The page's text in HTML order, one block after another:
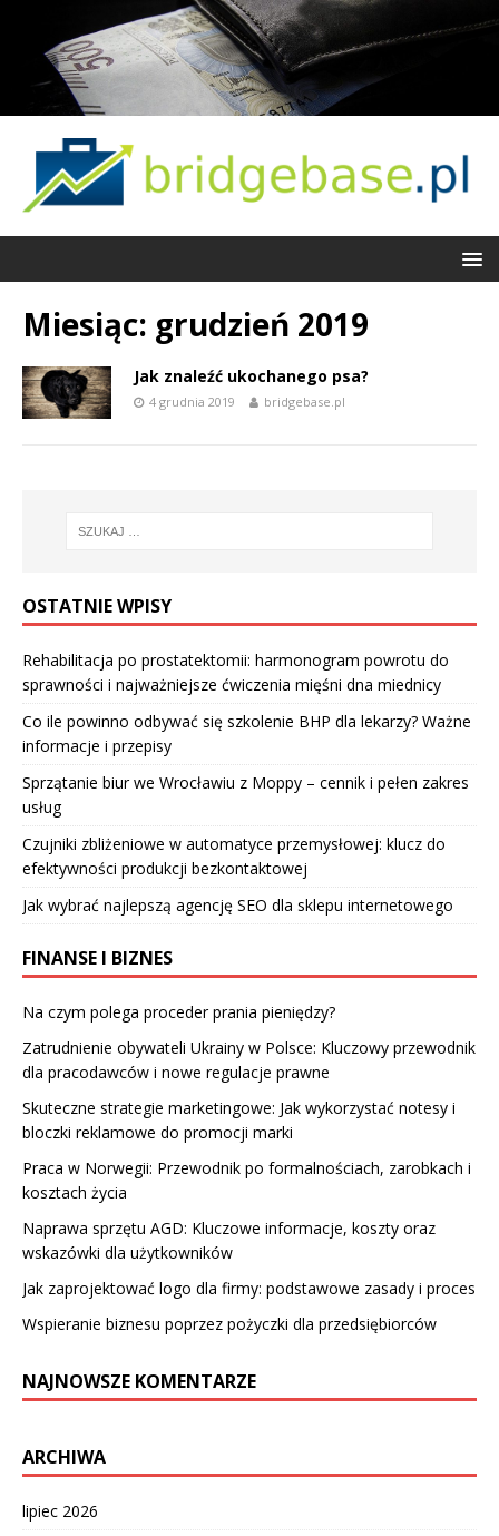
Miesiąc: grudzień 2019
Jak znaleźć ukochanego psa?
4 grudnia 2019 bridgebase.pl
OSTATNIE WPISY
Rehabilitacja po prostatektomii: harmonogram powrotu do
sprawności i najważniejsze ćwiczenia mięśni dna miednicy
Co ile powinno odbywać się szkolenie BHP dla lekarzy? Ważne
informacje i przepisy
Sprzątanie biur we Wrocławiu z Moppy – cennik i pełen zakres
usług
Czujniki zbliżeniowe w automatyce przemysłowej: klucz do
efektywności produkcji bezkontaktowej
Jak wybrać najlepszą agencję SEO dla sklepu internetowego
FINANSE I BIZNES
Na czym polega proceder prania pieniędzy?
Zatrudnienie obywateli Ukrainy w Polsce: Kluczowy przewodnik
dla pracodawców i nowe regulacje prawne
Skuteczne strategie marketingowe: Jak wykorzystać notesy i
bloczki reklamowe do promocji marki
Praca w Norwegii: Przewodnik po formalnościach, zarobkach i
kosztach życia
Naprawa sprzętu AGD: Kluczowe informacje, koszty oraz
wskazówki dla użytkowników
Jak zaprojektować logo dla firmy: podstawowe zasady i proces
Wspieranie biznesu poprzez pożyczki dla przedsiębiorców
NAJNOWSZE KOMENTARZE
ARCHIWA
lipiec 2026